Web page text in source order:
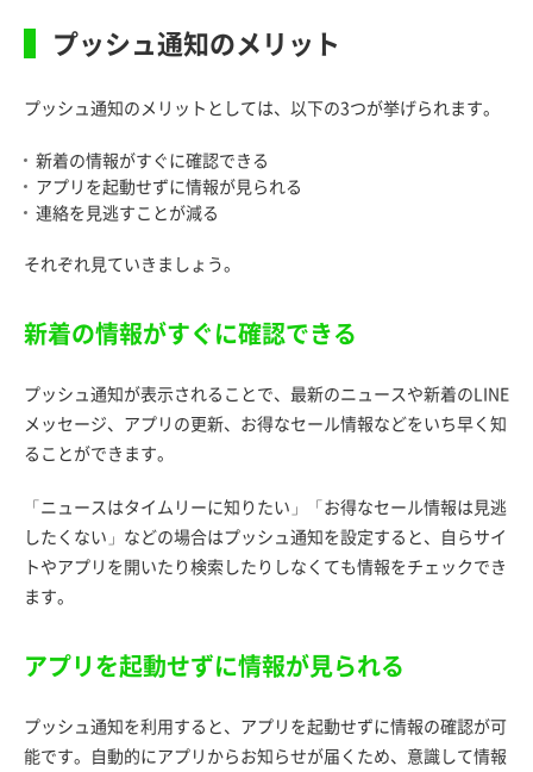
プッシュ通知のメリット
プッシュ通知のメリットとしては、以下の3つが挙げられます。
新着の情報がすぐに確認できる
アプリを起動せずに情報が見られる
連絡を見逃すことが減る
それぞれ見ていきましょう。
新着の情報がすぐに確認できる
プッシュ通知が表示されることで、最新のニュースや新着のLINE
メッセージ、アプリの更新、お得なセール情報などをいち早く知
ることができます。
「ニュースはタイムリーに知りたい」「お得なセール情報は見逃
したくない」などの場合はプッシュ通知を設定すると、自らサイ
トやアプリを開いたり検索したりしなくても情報をチェックでき
ます。
アプリを起動せずに情報が見られる
プッシュ通知を利用すると、アプリを起動せずに情報の確認が可
能です。自動的にアプリからお知らせが届くため、意識して情報